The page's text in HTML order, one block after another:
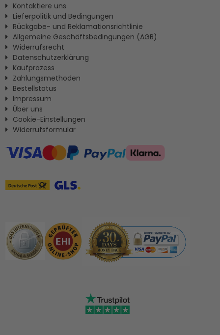
Kontaktiere uns
Lieferpolitik und Bedingungen
Rückgabe- und Reklamationsrichtlinie
Allgemeine Geschäftsbedingungen (AGB)
Widerrufsrecht
Datenschutzerklärung
Kaufprozess
Zahlungsmethoden
Bestellstatus
Impressum
Ûber uns
Cookie-Einstellungen
Widerrufsformular